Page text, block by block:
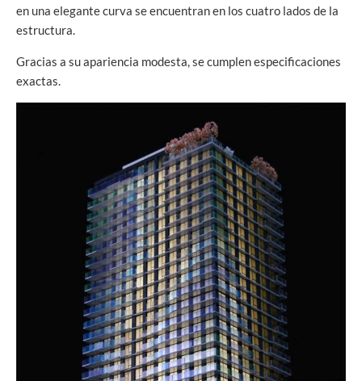
en una elegante curva se encuentran en los cuatro lados de la
estructura.
Gracias a su apariencia modesta, se cumplen especificaciones
exactas.